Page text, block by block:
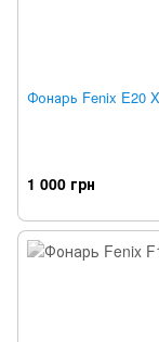
Фонарь Fenix E20
1 000 грн